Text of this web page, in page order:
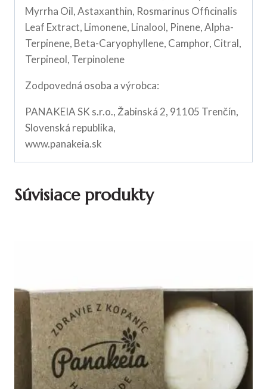
Myrrha Oil, Astaxanthin, Rosmarinus Officinalis
Leaf Extract, Limonene, Linalool, Pinene, Alpha-
Terpinene, Beta-Caryophyllene, Camphor, Citral,
Terpineol, Terpinolene
Zodpovedná osoba a výrobca:
PANAKEIA SK s.r.o., Žabinská 2, 91105 Trenčín,
Slovenská republika,
www.panakeia.sk
Súvisiace produkty